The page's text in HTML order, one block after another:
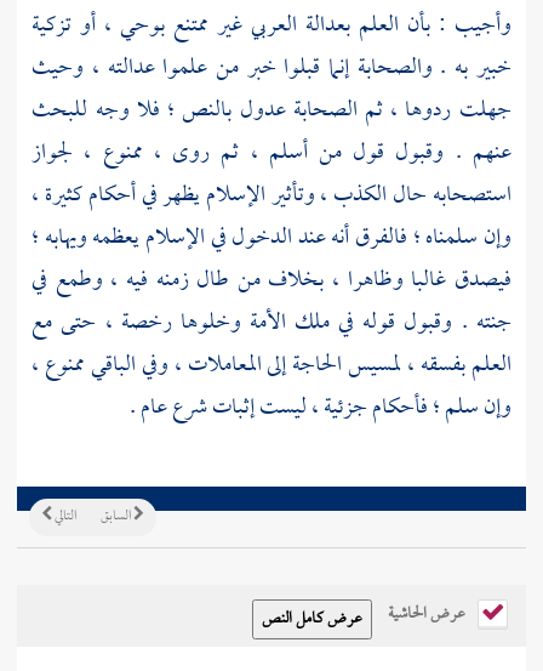
وأجيب : بأن العلم بعدالة العربي غير ممتنع بوحي ، أو تزكية
خبير به . والصحابة إنما قبلوا خبر من علموا عدالته ، وحيث
جهلت ردوها ، ثم الصحابة عدول بالنص ؛ فلا وجه للبحث
عنهم . وقبول قول من أسلم ، ثم روى ، ممنوع ، لجواز
استصحابه حال الكذب ، وتأثير الإسلام يظهر في أحكام كثيرة ،
وإن سلمناه ؛ فالفرق أنه عند الدخول في الإسلام يعظمه ويهابه ؛
فيصدق غالبا وظاهرا ، بخلاف من طال زمنه فيه ، وطمع في
جنته . وقبول قوله في ملك الأمة وخلوها رخصة ، حتى مع
العلم بفسقه ، لمسيس الحاجة إلى المعاملات ، وفي الباقي ممنوع ،
وإن سلم ؛ فأحكام جزئية ، ليست إثبات شرع عام .
التالي السابق
عرض الحاشية